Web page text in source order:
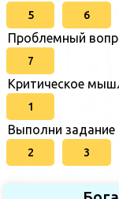
5 6
Проблемный
7
Критическое
1
Выполни задание
2 3